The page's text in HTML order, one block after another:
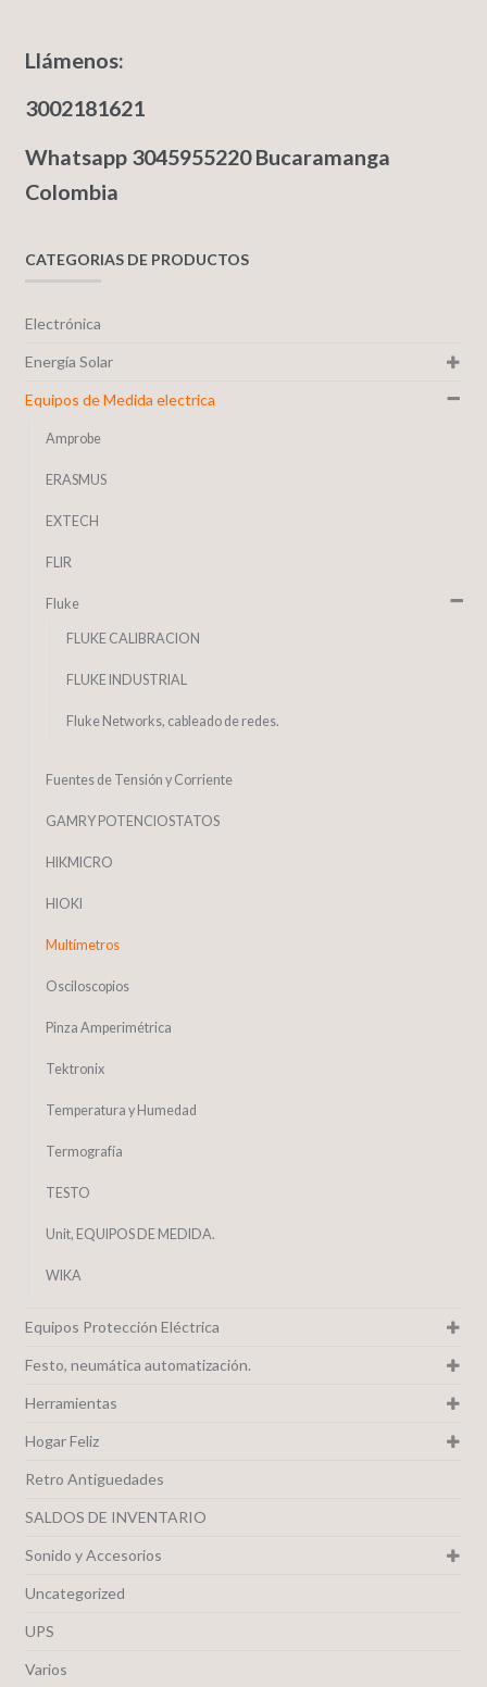
Llámenos:
3002181621
Whatsapp 3045955220 Bucaramanga
Colombia
CATEGORIAS DE PRODUCTOS
Electrónica
Energía Solar
Equipos de Medida electrica
Amprobe
ERASMUS
EXTECH
FLIR
Fluke
FLUKE CALIBRACION
FLUKE INDUSTRIAL
Fluke Networks, cableado de redes.
Fuentes de Tensión y Corriente
GAMRY POTENCIOSTATOS
HIKMICRO
HIOKI
Multímetros
Osciloscopios
Pinza Amperimétrica
Tektronix
Temperatura y Humedad
Termografía
TESTO
Unit, EQUIPOS DE MEDIDA.
WIKA
Equipos Protección Eléctrica
Festo, neumática automatización.
Herramientas
Hogar Feliz
Retro Antiguedades
SALDOS DE INVENTARIO
Sonido y Accesorios
Uncategorized
UPS
Varios